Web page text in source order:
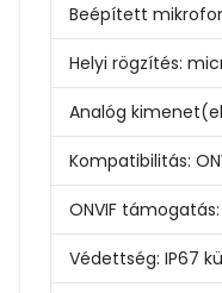
Beépített
Helyi rögzítés:
Analóg
Kompatibilitás:
ONVIF támogatás:
Védettség: IP67